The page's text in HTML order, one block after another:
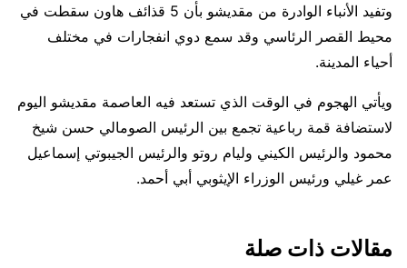
وتفيد الأنباء الوادرة من مقديشو بأن 5 قذائف هاون سقطت في
محيط القصر الرئاسي وقد سمع دوي انفجارات في مختلف
أحياء المدينة.
ويأتي الهجوم في الوقت الذي تستعد فيه العاصمة مقديشو اليوم
لاستضافة قمة رباعية تجمع بين الرئيس الصومالي حسن شيخ
محمود والرئيس الكيني وليام روتو والرئيس الجيبوتي إسماعيل
عمر غيلي ورئيس الوزراء الإيثوبي أبي أحمد.
مقالات ذات صلة